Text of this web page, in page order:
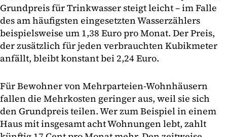
Grundpreis für Trinkwasser steigt leicht – im Falle
des am häufigsten eingesetzten Wasserzählers
beispielsweise um 1,38 Euro pro Monat. Der Preis,
der zusätzlich für jeden verbrauchten Kubikmeter
anfällt, bleibt konstant bei 2,24 Euro.
Für Bewohner von Mehrparteien-Wohnhäusern
fallen die Mehrkosten geringer aus, weil sie sich
den Grundpreis teilen. Wer zum Beispiel in einem
Haus mit insgesamt acht Wohnungen lebt, zahlt